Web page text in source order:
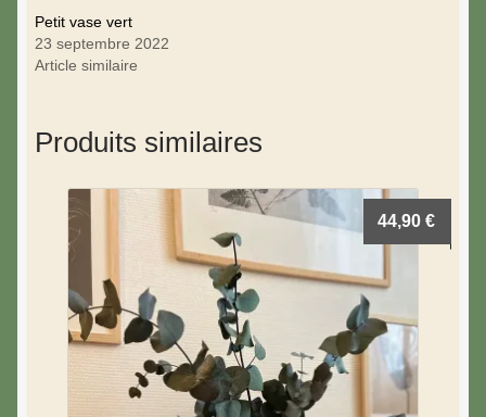
Petit vase vert
23 septembre 2022
Article similaire
Produits similaires
44,90€